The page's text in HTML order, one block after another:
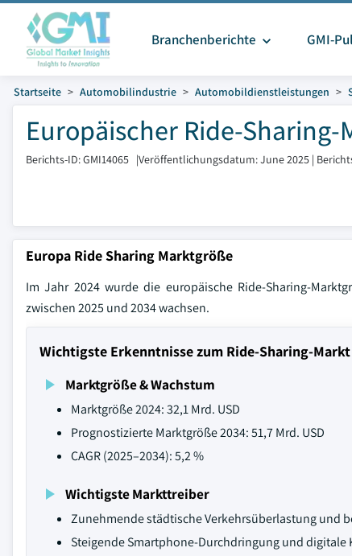
Branchenberichte GMI-
Startseite Automobilindustrie Automobildienstleistungen
Europäischer Ride-
Berichts-ID: GMI14065 |Veröffentlichungsdatum: June 2025 |
Europa Ride Sharing Marktgröße
Im Jahr 2024 wurde die europäische Ride-Sharing-
zwischen 2025 und 2034 wachsen.
Wichtigste Erkenntnisse zum Ride-Sharing-
Marktgröße & Wachstum
Marktgröße 2024: 32,1 Mrd. USD
Prognostizierte Marktgröße 2034: 51,7 Mrd. USD
CAGR (2025–2034): 5,2 %
Wichtigste Markttreiber
Zunehmende städtische Verkehrsüberlastung und
Steigende Smartphone-Durchdringung und digitale